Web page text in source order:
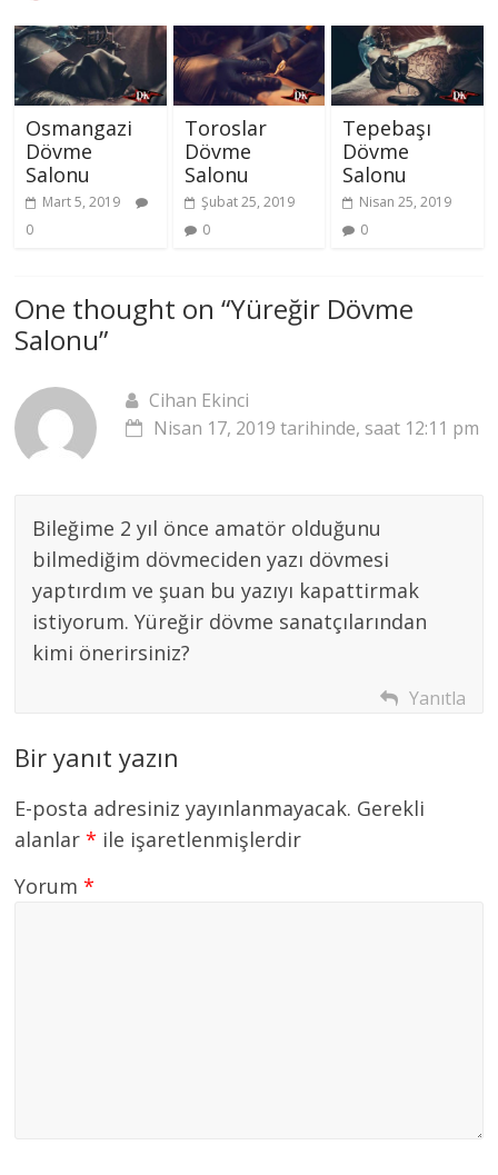
Osmangazi
Dövme
Salonu
Mart 5, 2019
0
Toroslar
Dövme
Salonu
Şubat 25, 2019
0
Tepebaşı
Dövme
Salonu
Nisan 25, 2019
0
One thought on “Yüreğir Dövme
Salonu”
Cihan Ekinci
Nisan 17, 2019 tarihinde, saat 12:11 pm
Bileğime 2 yıl önce amatör olduğunu
bilmediğim dövmeciden yazı dövmesi
yaptırdım ve şuan bu yazıyı kapattirmak
istiyorum. Yüreğir dövme sanatçılarından
kimi önerirsiniz?
Yanıtla
Bir yanıt yazın
E-posta adresiniz yayınlanmayacak. Gerekli
alanlar* ile işaretlenmişlerdir
Yorum*